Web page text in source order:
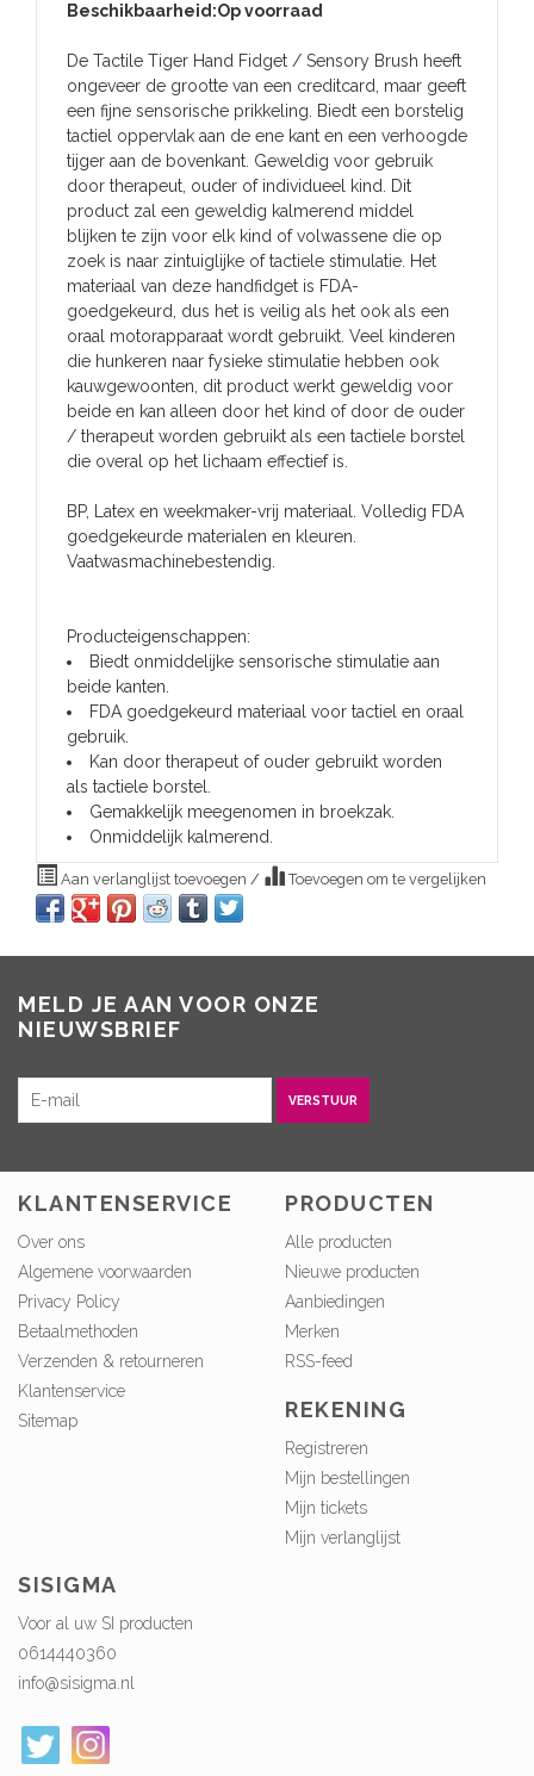
Beschikbaarheid:Op voorraad
De Tactile Tiger Hand Fidget / Sensory Brush heeft
ongeveer de grootte van een creditcard, maar geeft
een fijne sensorische prikkeling. Biedt een borstelig
tactiel oppervlak aan de ene kant en een verhoogde
tijger aan de bovenkant. Geweldig voor gebruik
door therapeut, ouder of individueel kind. Dit
product zal een geweldig kalmerend middel
blijken te zijn voor elk kind of volwassene die op
zoek is naar zintuiglijke of tactiele stimulatie. Het
materiaal van deze handfidget is FDA-
goedgekeurd, dus het is veilig als het ook als een
oraal motorapparaat wordt gebruikt. Veel kinderen
die hunkeren naar fysieke stimulatie hebben ook
kauwgewoonten, dit product werkt geweldig voor
beide en kan alleen door het kind of door de ouder
/ therapeut worden gebruikt als een tactiele borstel
die overal op het lichaam effectief is.
BP, Latex en weekmaker-vrij materiaal. Volledig FDA
goedgekeurde materialen en kleuren.
Vaatwasmachinebestendig.
Producteigenschappen:
Biedt onmiddelijke sensorische stimulatie aan
beide kanten.
FDA goedgekeurd materiaal voor tactiel en oraal
gebruik.
Kan door therapeut of ouder gebruikt worden
als tactiele borstel.
Gemakkelijk meegenomen in broekzak.
Onmiddelijk kalmerend.
Aan verlanglijst toevoegen / Toevoegen om te vergelijken
MELD JE AAN VOOR ONZE
NIEUWSBRIEF
VERSTUUR
KLANTENSERVICE
Over ons
Algemene voorwaarden
Privacy Policy
Betaalmethoden
Verzenden & retourneren
Klantenservice
Sitemap
PRODUCTEN
Alle producten
Nieuwe producten
Aanbiedingen
Merken
RSS-feed
REKENING
Registreren
Mijn bestellingen
Mijn tickets
Mijn verlanglijst
SISIGMA
Voor al uw SI producten
0614440360
info@sisigma.nl